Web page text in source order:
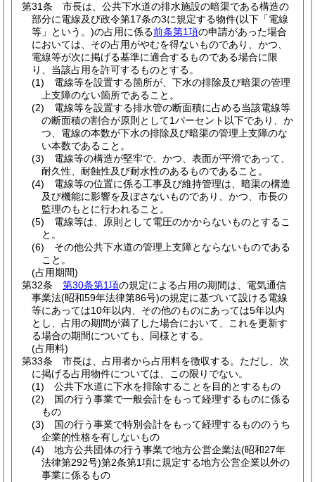
第31条
市長は、公共下水道の排水施設の暗渠である構造の
部分に電線及び政令第17条の3に規定する物件(以下「電線
等」という。)の占用に係る前条第1項の申請があった場合
においては、その占用がやむを得ないものであり、かつ、
電線等が次に掲げる基準に適合するものである場合に限
り、当該占用を許可するものとする。
(1)
電線等を設置する箇所が、下水の排除及び暗渠の管理
上支障のない箇所であること。
(2)
電線等を設置する排水管の断面積に占める当該電線等
の断面積の割合が原則として1パーセント以下であり、か
つ、電線の本数が下水の排除及び暗渠の管理上支障のな
い本数であること。
(3)
電線等の構造が堅牢で、かつ、表面が平滑であって、
耐久性、耐蝕性及び耐水性のあるものであること。
(4)
電線等の位置に係る工事及び維持管理は、暗渠の構造
及び機能に影響を及ぼさないものであり、かつ、市長の
監理のもとに行われること。
(5)
電線等は、原則として電圧のかからないものとするこ
と。
(6)
その他公共下水道の管理上支障とならないものである
こと。
(占用期間)
第32条
第30条第1項の規定による占用の期間は、電気通信
事業法(昭和59年法律第86号)の規定に基づいて設ける電線
等にあっては10年以内、その他のものにあっては5年以内
とし、占用の期間が満了した場合において、これを更新す
る場合の期間についても、同様とする。
(占用料)
第33条
市長は、占用者から占用料を徴収する。 ただし、次
に掲げる占用物件については、この限りでない。
(1)
公共下水道に下水を排除することを目的とするもの
(2)
国の行う事業で一般会計をもって経理するものに係る
もの
(3)
国の行う事業で特別会計をもって経理するもののうち
企業的性格を有しないもの
(4)
地方公共団体の行う事業で地方公営企業法(昭和27年
法律第292号)第2条第1項に規定する地方公営企業以外の
事業に係るもの